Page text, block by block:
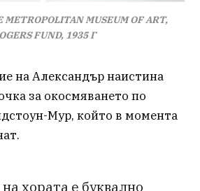
MUSEUM OF ART,
FUND, 1935 Г
на Александър наистина
за окосмяването по
Мур, който в момента
хората е буквално